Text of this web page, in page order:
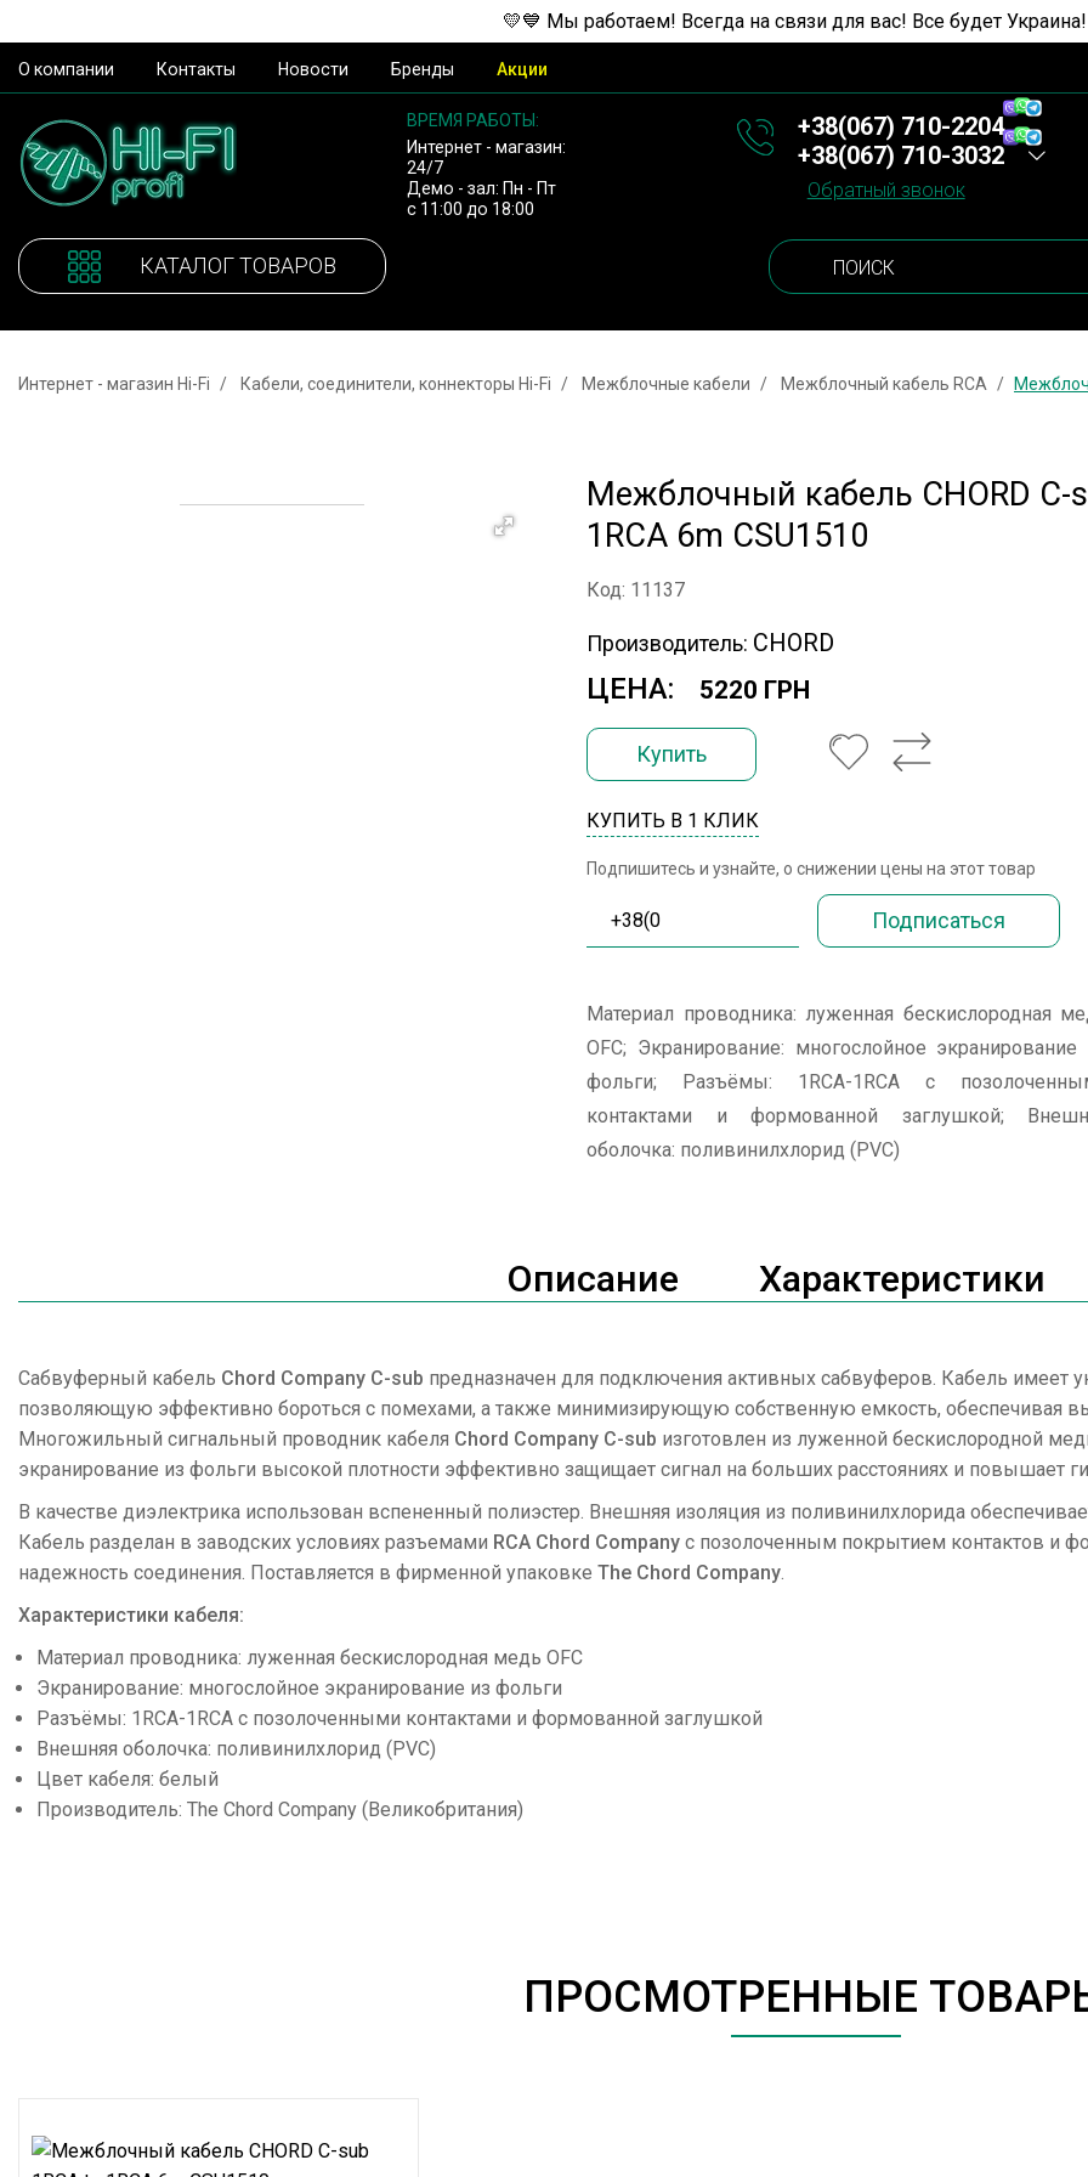
💛💙 Мы работаем! Всегда на связи для вас! Все будет
О компании Контакты Новости Бренды Акции
ВРЕМЯ РАБОТЫ:
Интернет - магазин:
24/7
Демо - зал: Пн - Пт
с 11:00 до 18:00
+38(067) 710-2204
+38(067) 710-3032
Обратный звонок
КАТАЛОГ ТОВАРОВ
Интернет - магазин Hi-Fi Кабели, соединители, коннекторы Hi-Fi Межблочные кабели Межблочный кабель RCA
Межблочный кабель CHORD C-
1RCA 6m CSU1510
Код: 11137
Производитель: CHORD
ЦЕНА: 5220 ГРН
Купить
КУПИТЬ В 1 КЛИК
Подпишитесь и узнайте, о снижении цены на этот товар
Материал проводника: луженная бескислородная
OFC; Экранирование: многослойное экранирование
фольги; Разъёмы: 1RCA-1RCA с
контактами и формованной заглушкой;
оболочка: поливинилхлорид (PVC)
Описание Характеристики
Сабвуферный кабель Chord Company C-sub предназначен для подключения активных сабвуферов. Кабель имеет
позволяющую эффективно бороться с помехами, а также минимизирующую собственную емкость, обеспечивая
Многожильный сигнальный проводник кабеля Chord Company C-sub изготовлен из луженной бескислородной
экранирование из фольги высокой плотности эффективно защищает сигнал на больших расстояниях и повышает
В качестве диэлектрика использован вспененный полиэстер. Внешняя изоляция из поливинилхлорида
Кабель разделан в заводских условиях разъемами RCA Chord Company с позолоченным покрытием контактов и
надежность соединения. Поставляется в фирменной упаковке The Chord Company.
Характеристики кабеля:
Материал проводника: луженная бескислородная медь OFC
Экранирование: многослойное экранирование из фольги
Разъёмы: 1RCA-1RCA с позолоченными контактами и формованной заглушкой
Внешняя оболочка: поливинилхлорид (PVC)
Цвет кабеля: белый
Производитель: The Chord Company (Великобритания)
ПРОСМОТРЕННЫЕ